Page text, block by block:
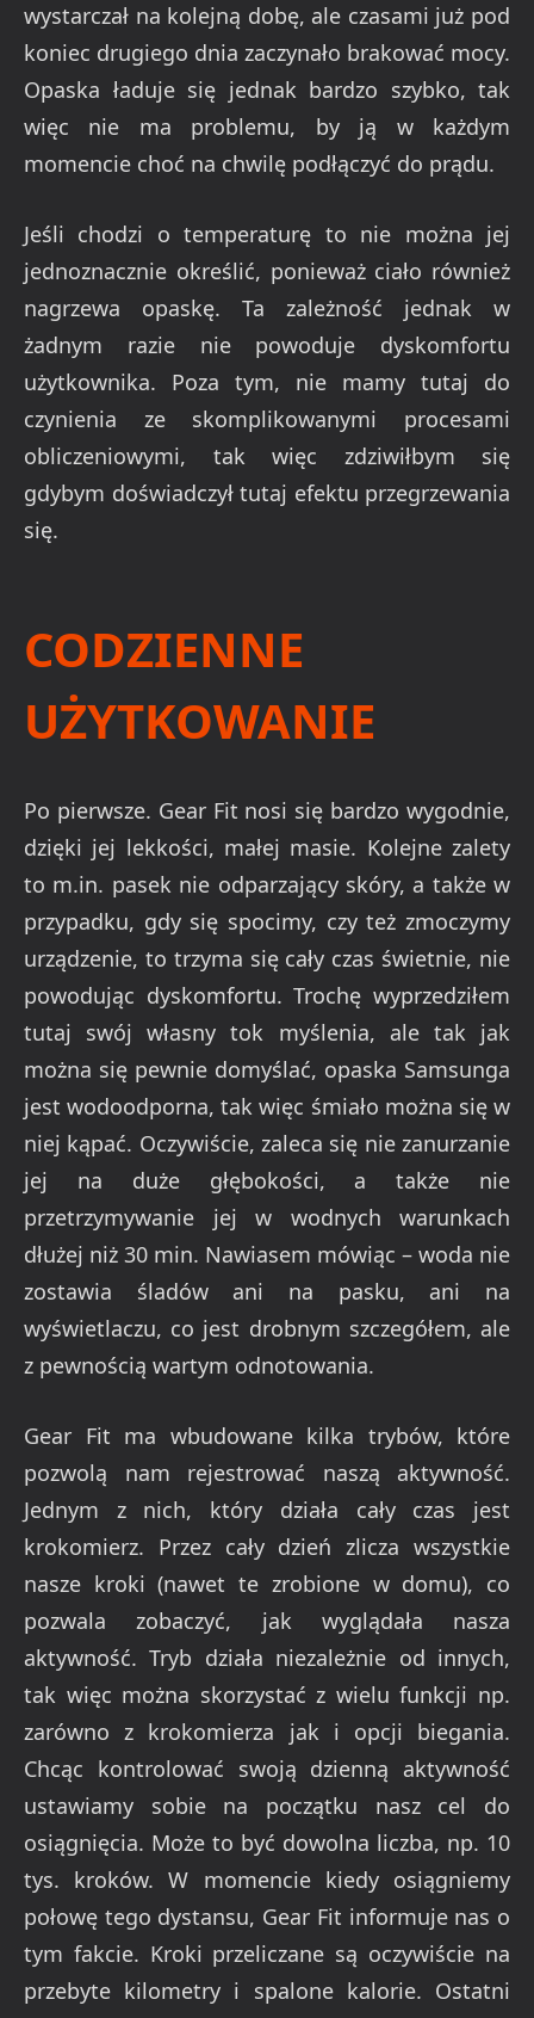
wystarczał na kolejną dobę, ale czasami już pod
koniec drugiego dnia zaczynało brakować mocy.
Opaska ładuje się jednak bardzo szybko, tak
więc nie ma problemu, by ją w każdym
momencie choć na chwilę podłączyć do prądu.
Jeśli chodzi o temperaturę to nie można jej
jednoznacznie określić, ponieważ ciało również
nagrzewa opaskę. Ta zależność jednak w
żadnym razie nie powoduje dyskomfortu
użytkownika. Poza tym, nie mamy tutaj do
czynienia ze skomplikowanymi procesami
obliczeniowymi, tak więc zdziwiłbym się
gdybym doświadczył tutaj efektu przegrzewania
się.
CODZIENNE
UŻYTKOWANIE
Po pierwsze. Gear Fit nosi się bardzo wygodnie,
dzięki jej lekkości, małej masie. Kolejne zalety
to m.in. pasek nie odparzający skóry, a także w
przypadku, gdy się spocimy, czy też zmoczymy
urządzenie, to trzyma się cały czas świetnie, nie
powodując dyskomfortu. Trochę wyprzedziłem
tutaj swój własny tok myślenia, ale tak jak
można się pewnie domyślać, opaska Samsunga
jest wodoodporna, tak więc śmiało można się w
niej kąpać. Oczywiście, zaleca się nie zanurzanie
jej na duże głębokości, a także nie
przetrzymywanie jej w wodnych warunkach
dłużej niż 30 min. Nawiasem mówiąc – woda nie
zostawia śladów ani na pasku, ani na
wyświetlaczu, co jest drobnym szczegółem, ale
z pewnością wartym odnotowania.
Gear Fit ma wbudowane kilka trybów, które
pozwolą nam rejestrować naszą aktywność.
Jednym z nich, który działa cały czas jest
krokomierz. Przez cały dzień zlicza wszystkie
nasze kroki (nawet te zrobione w domu), co
pozwala zobaczyć, jak wyglądała nasza
aktywność. Tryb działa niezależnie od innych,
tak więc można skorzystać z wielu funkcji np.
zarówno z krokomierza jak i opcji biegania.
Chcąc kontrolować swoją dzienną aktywność
ustawiamy sobie na początku nasz cel do
osiągnięcia. Może to być dowolna liczba, np. 10
tys. kroków. W momencie kiedy osiągniemy
połowę tego dystansu, Gear Fit informuje nas o
tym fakcie. Kroki przeliczane są oczywiście na
przebyte kilometry i spalone kalorie. Ostatni